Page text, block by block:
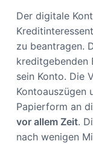
Der digitale
zu beantragen.
kreditgebenden
sein Konto. Die
Kontoauszügen
Papierform an
vor allem Zeit.
nach wenigen